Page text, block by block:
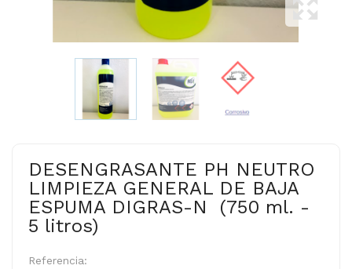
DESENGRASANTE PH NEUTRO
LIMPIEZA GENERAL DE BAJA
ESPUMA DIGRAS-N (750 ml. -
5 litros)
Referencia: